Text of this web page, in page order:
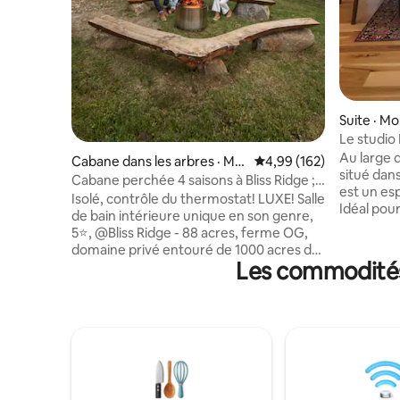
Cabane dans les arbres · Mo
retown
Note moyenne de
4,99 (162)
Cabane perchée 4 saisons à Bliss Ridge ;
meilleures vues du Vermont
Isolé, contrôle du thermostat! LUXE! Salle
de bain intérieure unique en son genre,
5⭐️, @Bliss Ridge - 88 acres, ferme OG,
domaine privé entouré de 1000 acres de
nature sauvage. NOUVEAU SAUNA et
bassin froid!!! Nos 2 merveilles
intérieure/plomberie, eau de source
fraîche, rampe d'accès stable. Notre
Suite ·
Le studio
Au large
situé dans les
est un
Idéal
un
linge et
espace
vélos et
Les